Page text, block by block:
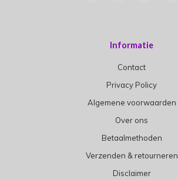
Informatie
Contact
Privacy Policy
Algemene voorwaarden
Over ons
Betaalmethoden
Verzenden & retourneren
Disclaimer